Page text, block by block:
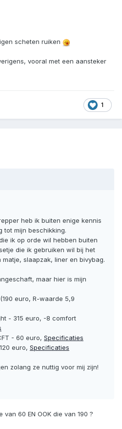
scheten ruiken
vooral met een aansteker
1
heb ik buiten enige kennis
tot mijn beschikking.
ik op orde wil hebben buiten
die ik gebruiken wil bij het
slaapzak, liner en bivybag.
maar hier is mijn
euro, R-waarde 5,9
- 315 euro, -8 comfort
- 60 euro, Specificaties
euro, Specificaties
zolang ze nuttig voor mij zijn!
60 EN OOK die van 190 ?